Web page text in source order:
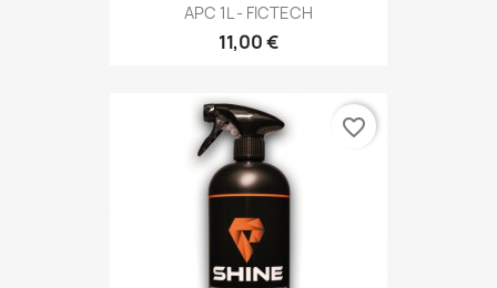
APC 1L - FICTECH
11,00 €
favorite_border